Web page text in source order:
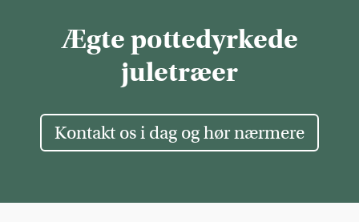
Ægte pottedyrkede
juletræer
Kontakt os i dag og hør nærmere